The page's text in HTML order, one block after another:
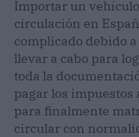
Importar un
circulación en
complicado debido
llevar a cabo para
toda la
pagar los impuestos
para finalmente
circular con